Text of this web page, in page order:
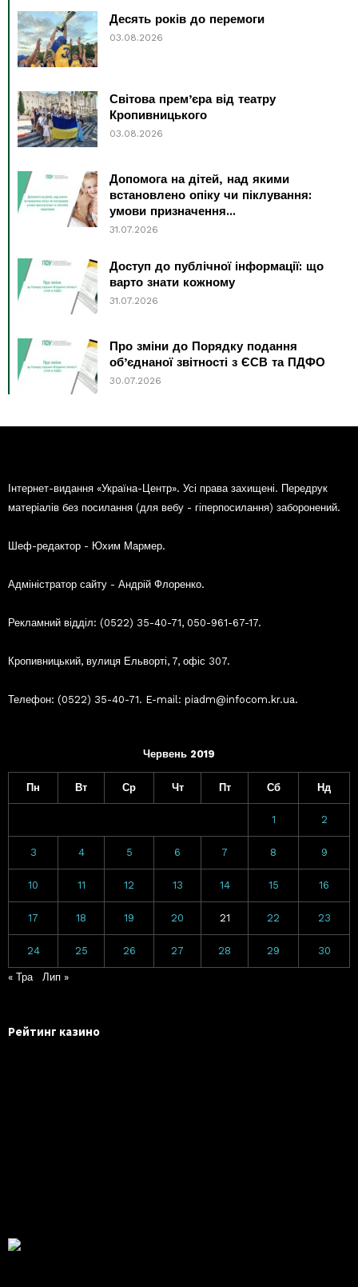
Десять років до перемоги
03.08.2026
Світова прем’єра від театру
Кропивницького
03.08.2026
Допомога на дітей, над якими
встановлено опіку чи піклування:
умови призначення...
31.07.2026
Доступ до публічної інформації: що
варто знати кожному
31.07.2026
Про зміни до Порядку подання
об’єднаної звітності з ЄСВ та ПДФО
30.07.2026
Інтернет-видання «Україна-Центр». Усі права захищені. Передрук
матеріалів без посилання (для вебу - гіперпосилання) заборонений.
Шеф-редактор - Юхим Мармер.
Адміністратор сайту - Андрій Флоренко.
Рекламний відділ: (0522) 35-40-71, 050-961-67-17.
Кропивницький, вулиця Ельворті, 7, офіс 307.
Телефон: (0522) 35-40-71. E-mail: piadm@infocom.kr.ua.
Червень 2019
Пн Вт Ср Чт Пт Сб Нд
1 2
3 4 5 6 7 8 9
10 11 12 13 14 15 16
17 18 19 20 21 22 23
24 25 26 27 28 29 30
« Тра Лип »
Рейтинг казино